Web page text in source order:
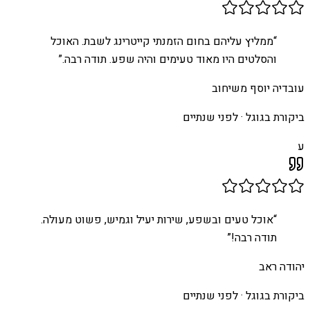
“ממליץ עליהם בחום הזמנתי קייטרינג לשבת. האוכל
והסלטים היו מאוד טעימים והיה שפע. תודה רבה.”
עובדיה יוסף משיחוב
ביקורת בגוגל ·לפני שנתיים
ע
“אוכל טעים ובשפע, שירות יעיל וגמיש, פשוט מעולה.
תודה רבה!”
יהודה ראב
ביקורת בגוגל ·לפני שנתיים